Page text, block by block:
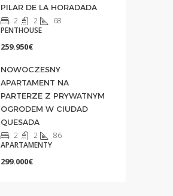
PILAR DE LA HORADADA
2 2
68
PENTHOUSE
259.950€
NOWOCZESNY
APARTAMENT NA
PARTERZE Z PRYWATNYM
OGRODEM W CIUDAD
QUESADA
2 2
86
APARTAMENTY
299.000€